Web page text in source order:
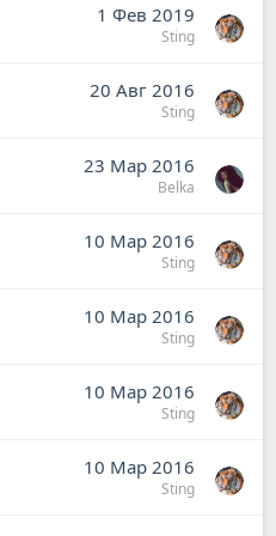
1 Фев 2019
Sting
20 Авг 2016
Sting
23 Мар 2016
Belka
10 Мар 2016
Sting
10 Мар 2016
Sting
10 Мар 2016
Sting
10 Мар 2016
Sting